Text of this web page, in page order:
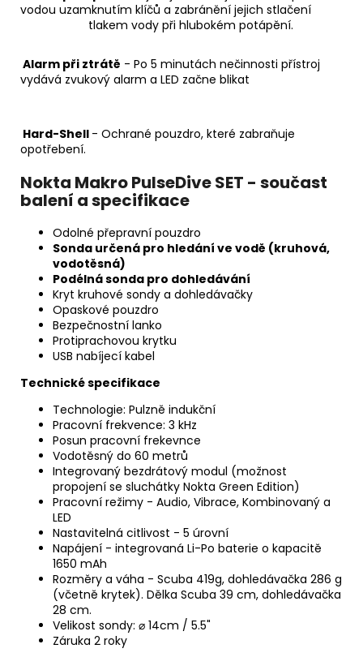
vodou uzamknutím klíčů a zabránění jejich stlačení
tlakem vody při hlubokém potápění.
Alarm při ztrátě - Po 5 minutách nečinnosti přístroj
vydává zvukový alarm a LED začne blikat
Hard-Shell - Ochrané pouzdro, které zabraňuje
opotřebení.
Nokta Makro PulseDive SET - součast
balení a specifikace
Odolné přepravní pouzdro
Sonda určená pro hledání ve vodě (kruhová,
vodotěsná)
Podélná sonda pro dohledávání
Kryt kruhové sondy a dohledávačky
Opaskové pouzdro
Bezpečnostní lanko
Protiprachovou krytku
USB nabíjecí kabel
Technické specifikace
Technologie: Pulzně indukční
Pracovní frekvence: 3 kHz
Posun pracovní frekevnce
Vodotěsný do 60 metrů
Integrovaný bezdrátový modul (možnost
propojení se sluchátky Nokta Green Edition)
Pracovní režimy - Audio, Vibrace, Kombinovaný a
LED
Nastavitelná citlivost - 5 úrovní
Napájení - integrovaná Li-Po baterie o kapacitě
1650 mAh
Rozměry a váha - Scuba 419g, dohledávačka 286 g
(včetně krytek). Dělka Scuba 39 cm, dohledávačka
28 cm.
Velikost sondy: ⌀ 14cm / 5.5"
Záruka 2 roky